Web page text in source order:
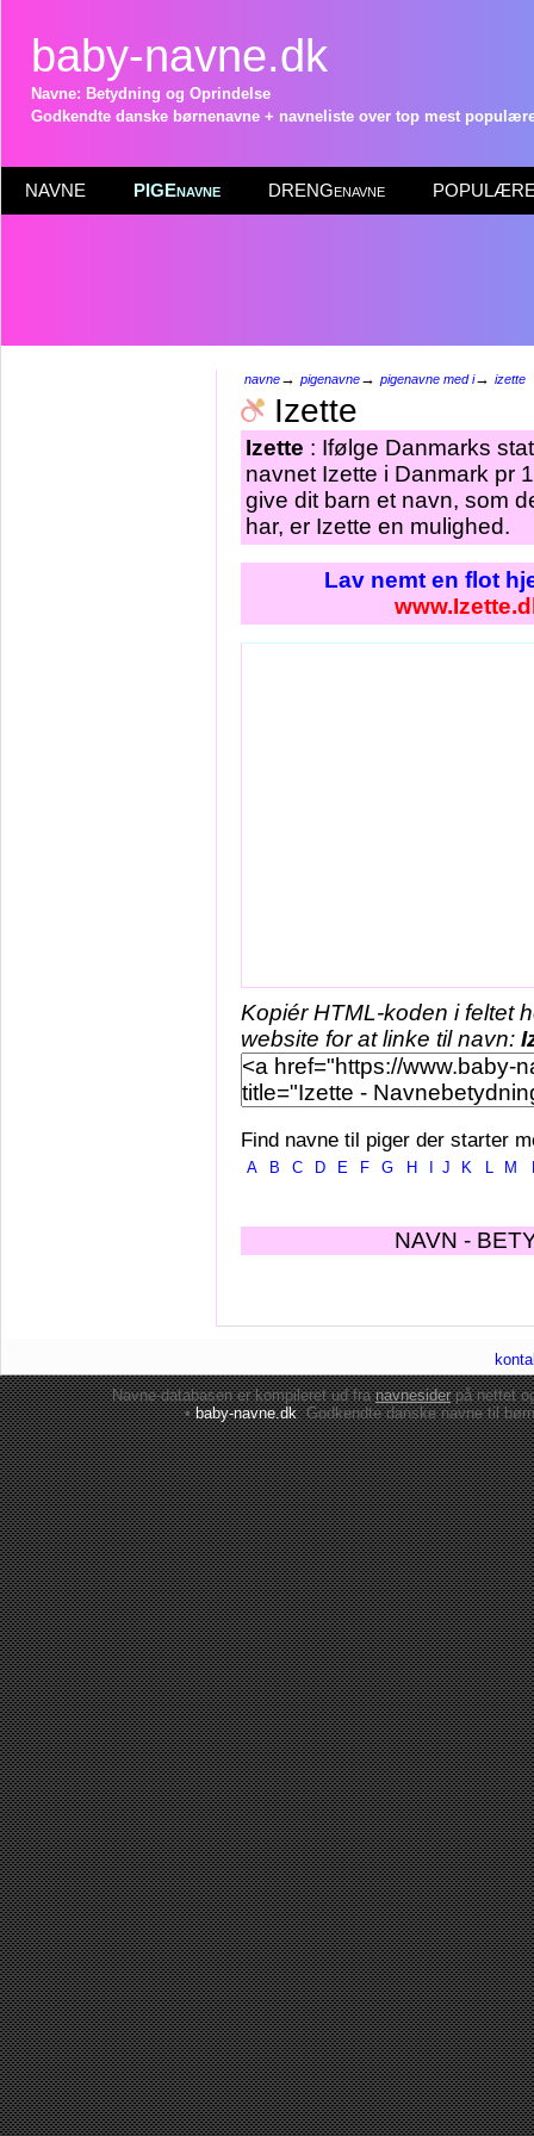
baby-navne.dk
Navne: Betydning og Oprindelse
Godkendte danske børnenavne + navneliste over top mest
NAVNE PIGEnavne DRENGenavne POPULÆRE
navne→ pigenavne→ pigenavne med i→ izette
Izette
Izette : Ifølge Danmarks
navnet Izette i Danmark pr
give dit barn et navn, som
har, er Izette en mulighed.
Lav nemt en flot
Kopiér HTML-koden i feltet
website for at linke til navn:
Find navne til piger der starter
A B C D E F G H J K L M
NAVN -
Navne-databasen er kompileret ud franavnesiderpå nettet
•baby-navne.dk: Godkendte danskenavne til børn